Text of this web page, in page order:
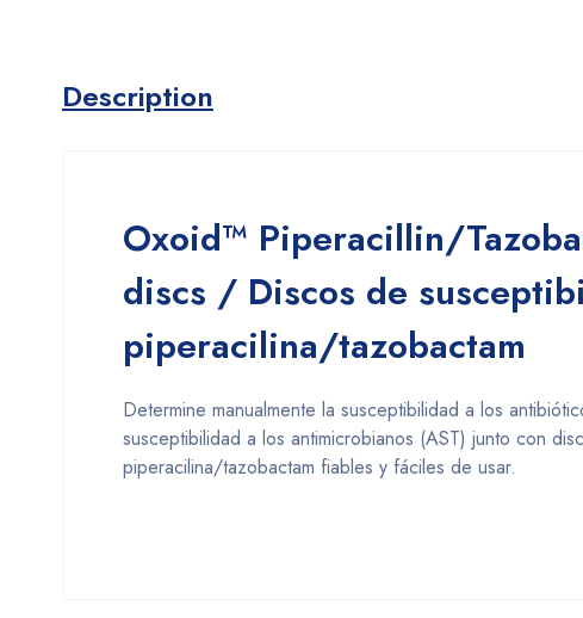
Description
Oxoid™ Piperacillin/
discs / Discos de
piperacilina/tazobactam
Determine manualmente la susceptibilidad a los
susceptibilidad a los antimicrobianos (AST) junto con
piperacilina/tazobactam fiables y fáciles de usar.